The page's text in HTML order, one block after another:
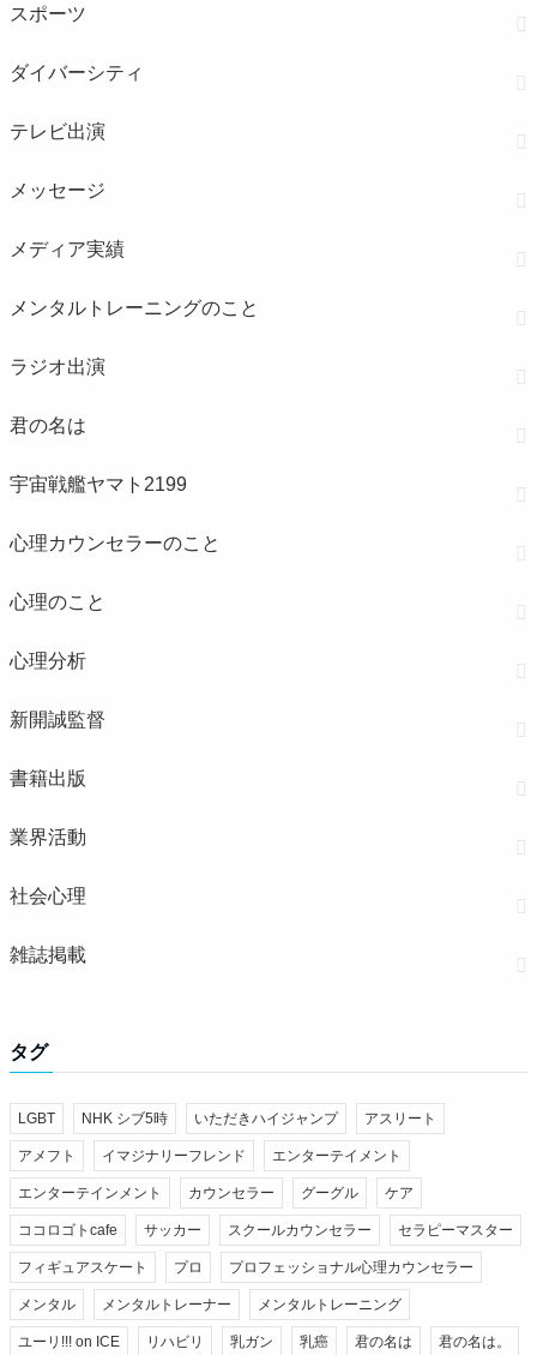
スポーツ
ダイバーシティ
テレビ出演
メッセージ
メディア実績
メンタルトレーニングのこと
ラジオ出演
君の名は
宇宙戦艦ヤマト2199
心理カウンセラーのこと
心理のこと
心理分析
新開誠監督
書籍出版
業界活動
社会心理
雑誌掲載
タグ
LGBT NHK シブ5時 いただきハイジャンプ アスリート
アメフト イマジナリーフレンド エンターテイメント
エンターテインメント カウンセラー グーグル ケア
ココロゴトcafe サッカー スクールカウンセラー セラピーマスター
フィギュアスケート プロ プロフェッショナル心理カウンセラー
メンタル メンタルトレーナー メンタルトレーニング
ユーリ!!! on ICE リハビリ 乳ガン 乳癌 君の名は 君の名は。